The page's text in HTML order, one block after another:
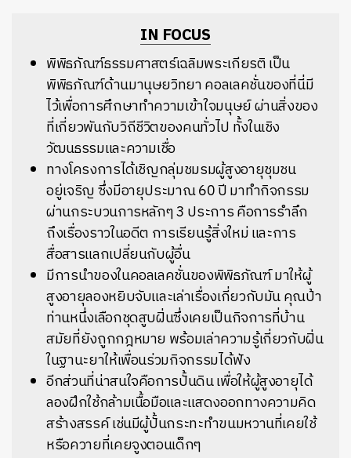
IN FOCUS
พิพิธภัณฑ์ธรรมศาสตร์เฉลิมพระเกียรติ เป็น
พิพิธภัณฑ์ด้านมานุษยวิทยา คอลเลคชั่นของที่นี่มี
ไว้เพื่อการศึกษาทำความเข้าใจมนุษย์ ผ่านสิ่งของ
ที่เกี่ยวพันกับวิถีชีวิตของคนทั่วไป ทั้งในเชิง
วัฒนธรรมและความเชื่อ
ทางโครงการได้เชิญกลุ่มชมรมผู้สูงอายุชุมชน
อยู่เจริญ ซึ่งมีอายุประมาณ 60 ปี มาทำกิจกรรม
ผ่านกระบวนการหลักๆ 3 ประการ คือการรำลึก
ถึงเรื่องราวในอดีต การเรียนรู้สิ่งใหม่ และการ
สื่อสารแลกเปลี่ยนกับผู้อื่น
มีการนำของในคอลเลคชั่นของพิพิธภัณฑ์ มาให้ผู้
สูงอายุลองหยิบจับและเล่าเรื่องเกี่ยวกับมัน คุณป้า
ท่านหนึ่งเลือกชุดสูบฝิ่นซึ่งเคยเป็นกิจการที่บ้าน
สมัยที่ยังถูกกฎหมาย พร้อมเล่าความรู้เกี่ยวกับฝิ่น
ในฐานะยาให้เพื่อนร่วมกิจกรรมได้ฟัง
อีกส่วนที่น่าสนใจคือการปั้นดิน เพื่อให้ผู้สูงอายุได้
ลองฝึกใช้กล้ามเนื้อมือและแสดงออกทางความคิด
สร้างสรรค์ เช่นมีผู้ปั้นกระทะทำขนมหวานที่เคยใช้
หรือควายที่เคยจูงตอนเด็กๆ